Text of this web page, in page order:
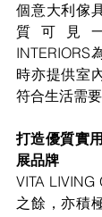
個意大利傢
質可見一
INTERIORS
時亦提供室
符合生活需
打造優質實
展品牌
VITA
之餘，亦積